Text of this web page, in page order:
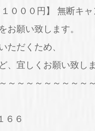
０００円】 無断キャ
お願い致します。
ただくため、
、宜しくお願い致しま
～～～～～～～～～
６６